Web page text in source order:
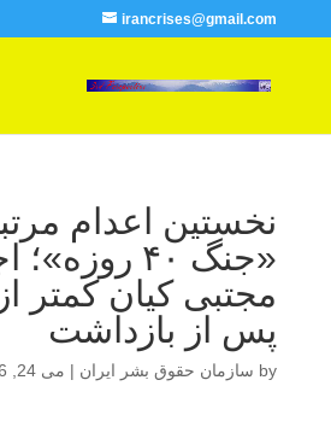
irancrises@gmail.com
نخستین اعدام
«جنگ ۴۰
پس از بازداشت
by سازمان حقوق بشر ایران | می 24, 2026 10:36 ب.ظ